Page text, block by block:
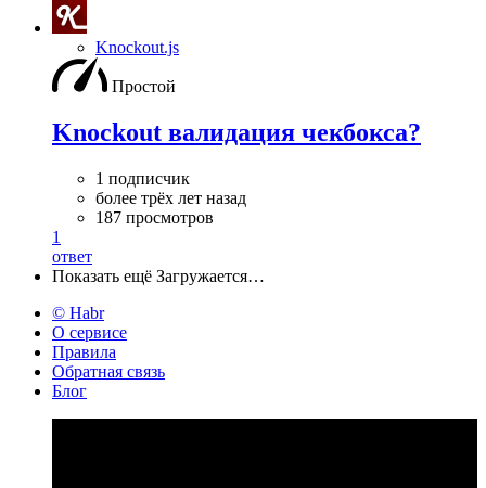
Knockout.js
Простой
Knockout валидация чекбокса?
1 подписчик
более трёх лет назад
187 просмотров
1
ответ
Показать ещё Загружается…
© Habr
О сервисе
Правила
Обратная связь
Блог